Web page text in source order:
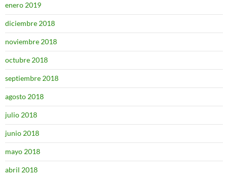
enero 2019
diciembre 2018
noviembre 2018
octubre 2018
septiembre 2018
agosto 2018
julio 2018
junio 2018
mayo 2018
abril 2018